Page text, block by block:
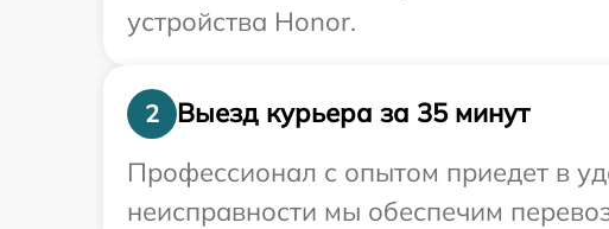
устройства Honor.
2
Выезд курьера за 35 минут
Профессионал с опытом приедет в
неисправности мы обеспечим